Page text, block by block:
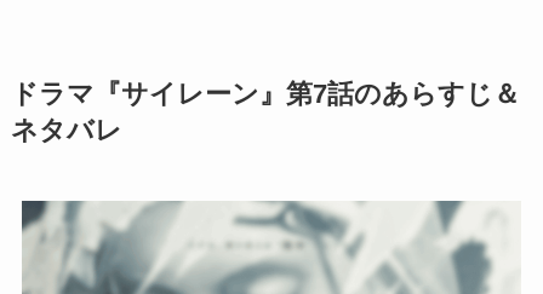
ドラマ『サイレーン』第7話のあらすじ＆
ネタバレ